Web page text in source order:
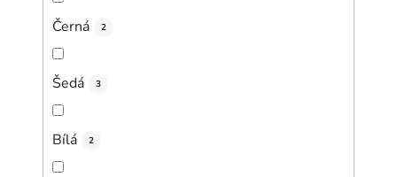
Černá 2
Šedá 3
Bílá 2